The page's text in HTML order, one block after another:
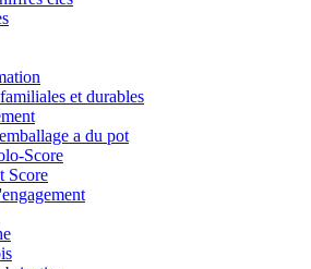
et durables
a du pot
Score
Score